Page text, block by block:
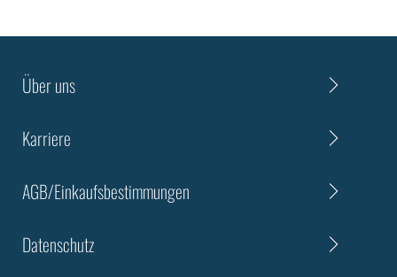
Über uns
Karriere
AGB/Einkaufsbestimmungen
Datenschutz